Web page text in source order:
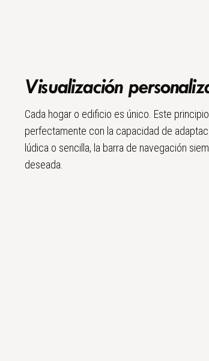
Visualización
Cada hogar o edificio es único. Este
perfectamente con la capacidad de
lúdica o sencilla, la barra de navegación
deseada.